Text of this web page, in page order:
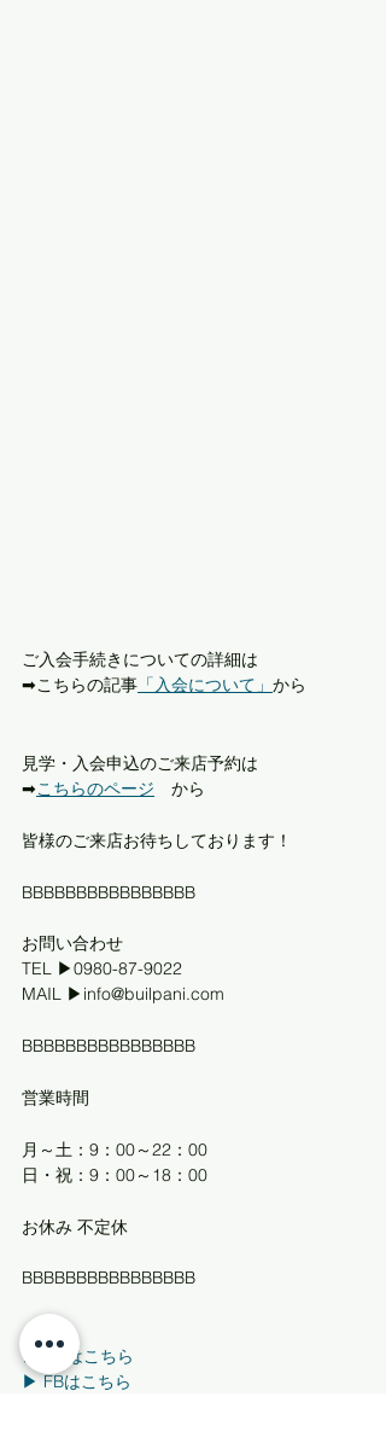
ご入会手続きについての詳細は
➡︎こちらの記事 「入会について」 から
見学・入会申込のご来店予約は
➡︎こちらのページ から
皆様のご来店お待ちしております！
BBBBBBBBBBBBBBBB
お問い合わせ
TEL ▶0980-87-9022
MAIL ▶info@builpani.com
BBBBBBBBBBBBBBBB
営業時間
月～土：9：00～22：00
日・祝：9：00～18：00
お休み 不定休
BBBBBBBBBBBBBBBB
▶︎ HPはこちら
▶︎ FBはこちら